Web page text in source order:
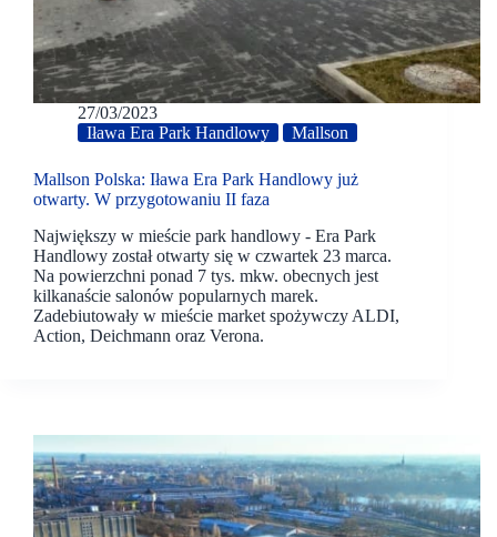
27/03/2023
Iława Era Park Handlowy
Mallson
Mallson Polska: Iława Era Park Handlowy już
otwarty. W przygotowaniu II faza
Największy w mieście park handlowy - Era Park
Handlowy został otwarty się w czwartek 23 marca.
Na powierzchni ponad 7 tys. mkw. obecnych jest
kilkanaście salonów popularnych marek.
Zadebiutowały w mieście market spożywczy ALDI,
Action, Deichmann oraz Verona.